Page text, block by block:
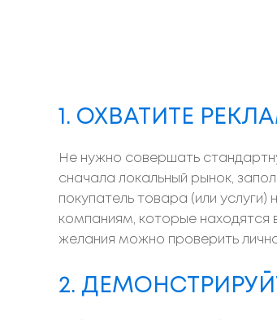
1. ОХВАТИТЕ
Не нужно совершать
сначала локальный рынок,
покупатель товара (или
компаниям, которые находятся
желания можно проверить
2.